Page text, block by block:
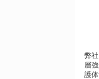
弊
層
護